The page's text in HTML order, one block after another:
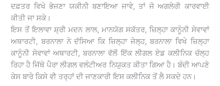
ਦਫ਼ਤਰ ਵਿਖੇ ਭੇਜਣਾ ਯਕੀਨੀ ਬਣਾਇਆ ਜਾਵੇ, ਤਾਂ ਜੋ ਅਗਲੇਰੀ ਕਾਰਵਾਈ
ਕੀਤੀ ਜਾ ਸਕੇ।
ਇਸ ਤੋਂ ਇਲਾਵਾ ਸ਼੍ਰੀ ਮਦਨ ਲਾਲ, ਮਾਨਯੋਗ ਸਕੱਤਰ, ਜ਼ਿਲ੍ਹਾ ਕਾਨੂੰਨੀ ਸੇਵਾਵਾਂ
ਅਥਾਰਟੀ, ਬਰਨਾਲਾ ਨੇ ਦੱਸਿਆ ਕਿ ਜ਼ਿਲ੍ਹਾ ਜੇਲ੍ਹ, ਬਰਨਾਲਾ ਵਿਖੇ ਜ਼ਿਲ੍ਹਾ
ਕਾਨੂੰਨੀ ਸੇਵਾਵਾਂ ਅਥਾਰਟੀ, ਬਰਨਾਲਾ ਵੱਲੋਂ ਇੱਕ ਲੀਗਲ ਏਡ ਕਲੀਨਿਕ ਚੱਲ੍ਹ
ਰਿਹਾ ਹੈ ਜਿੱਥੇ ਪੈਰਾ ਲੀਗਲ ਵਲੰਟੀਅਰ ਨਿਯੁਕਤ ਕੀਤਾ ਗਿਆ ਹੈ। ਬੰਦੀ ਆਪਣੇ
ਕੇਸ ਬਾਰੇ ਕਿਸੇ ਵੀ ਤਰ੍ਹਾਂ ਦੀ ਜਾਣਕਾਰੀ ਇਸ ਕਲੀਨਿਕ ਤੋਂ ਲੈ ਸਕਦੇ ਹਨ।